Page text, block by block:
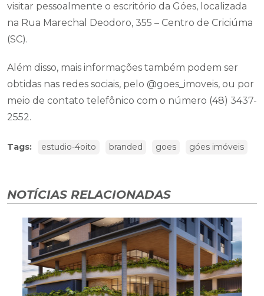
visitar pessoalmente o escritório da Góes, localizada
na Rua Marechal Deodoro, 355 – Centro de Criciúma
(SC).
Além disso, mais informações também podem ser
obtidas nas redes sociais, pelo @goes_imoveis, ou por
meio de contato telefônico com o número (48) 3437-
2552.
Tags: estudio-4oito branded goes góes imóveis
NOTÍCIAS RELACIONADAS